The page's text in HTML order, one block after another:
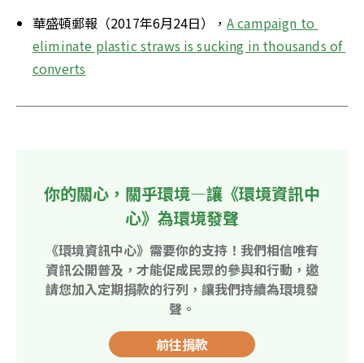
華盛頓郵報（2017年6月24日）， A campaign to
eliminate plastic straws is sucking in thousands of
converts
你的關心，關乎環境—讓《環境資訊中
心》為環境發聲
《環境資訊中心》需要你的支持！我們相信唯有
資訊公開普及，才能促成民眾的參與和行動，邀
請您加入定期捐款的行列，讓我們持續為環境發
聲。
前往捐款